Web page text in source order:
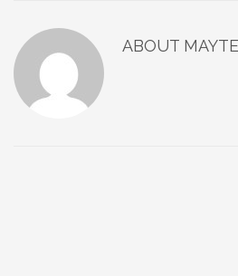
ABOUT MAYTE